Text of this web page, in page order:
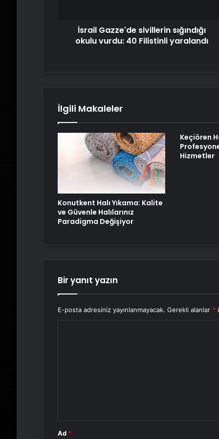
İsrail Gazze'de sivillerin sığındığı
okulu vurdu: 40 Filistinli yaralandı
İlgili Makaleler
Konutkent Halı Yıkama: Kalite
ve Güvenle Halılarınız
Paradigma Değişiyor
Keçiören
Hizmetler
Bir yanıt yazın
E-posta adresiniz yayınlanmayacak. Gerekli alanlar *
Ad *